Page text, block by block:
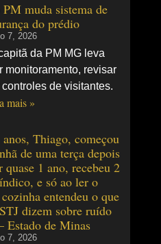
muda sistema de
do prédio
7, 2026
da PM MG leva
monitoramento, revisar
de visitantes.
mais »
Thiago, começou
de uma terça depois
1 ano, recebeu 2
e só ao ler o
entendeu o que
dizem sobre ruído
Estado de Minas
7, 2026